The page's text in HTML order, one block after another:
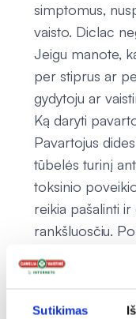
Sutikimas
simptomus,
vaisto. Diclac
Jeigu manote,
per stiprus ar
gydytoju ar
Ką daryti
Pavartojus
tūbelės turinį
toksinio
reikia pašalinti
rankšluosčiu.
buitines
nepatektų į